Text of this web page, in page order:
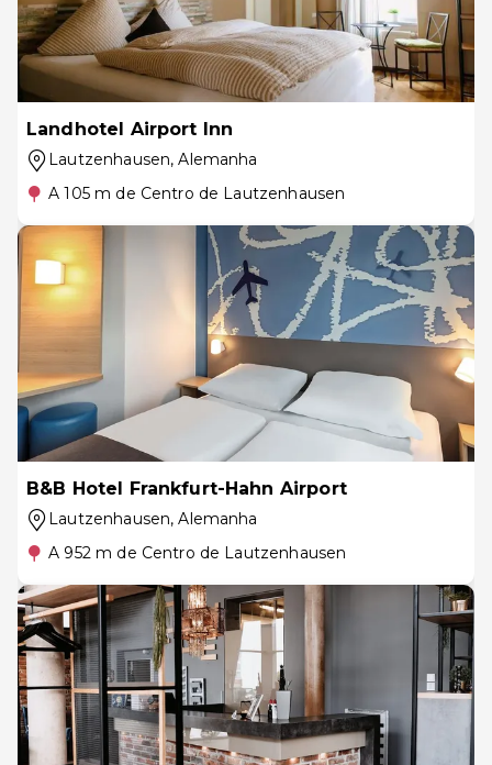
Landhotel Airport Inn
Lautzenhausen, Alemanha
A 105 m de Centro de Lautzenhausen
B&B Hotel Frankfurt-Hahn Airport
Lautzenhausen, Alemanha
A 952 m de Centro de Lautzenhausen